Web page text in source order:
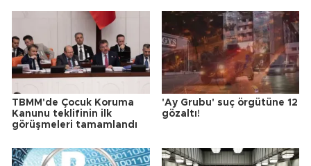
TBMM'de Çocuk Koruma
Kanunu teklifinin ilk
görüşmeleri tamamlandı
'Ay Grubu' suç örgütüne 12
gözaltı!